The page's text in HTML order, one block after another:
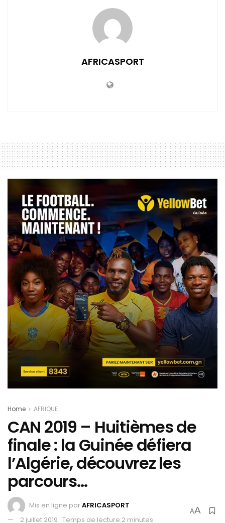
AFRICASPORT
Home AFRIQUE
CAN 2019 – Huitièmes de
finale : la Guinée défiera
l’Algérie, découvrez les
parcours…
Mis en ligne parAFRICASPORT
2 juillet 2019 Temps de lecture:2 minutes
AA